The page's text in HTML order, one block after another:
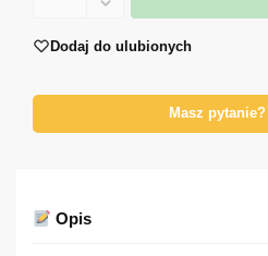
Dodaj do ulubionych
Masz
Opis